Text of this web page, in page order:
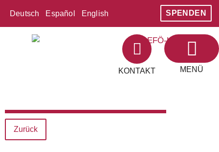
Deutsch Español English SPENDEN
KONTAKT MENÜ
Zurück